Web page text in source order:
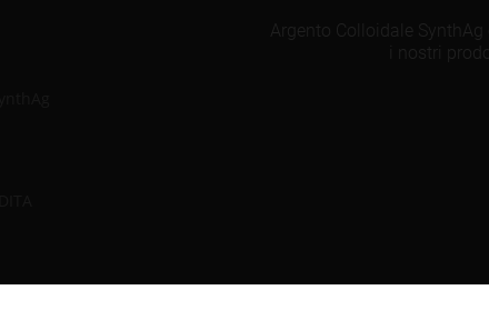
Argento Colloidale
i nostri